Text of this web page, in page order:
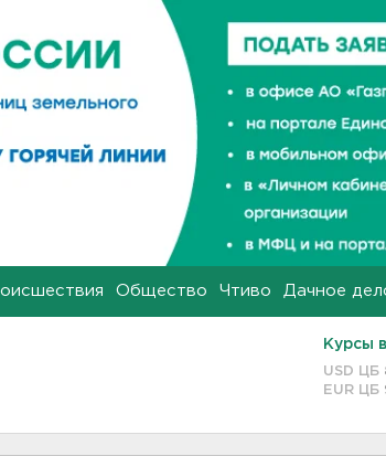
Общество Чтиво Дачное
Курсы
USD ЦБ
EUR ЦБ